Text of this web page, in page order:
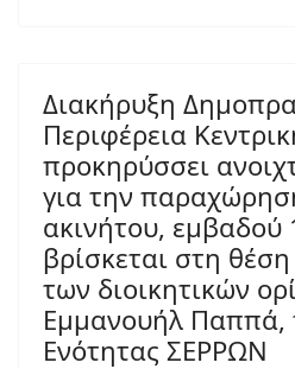
Διακήρυξη
Περιφέρεια
προκηρύσσει
για την
ακινήτου, εμβαδού
βρίσκεται στη
των διοικητικών
Εμμανουήλ Παππά,
Ενότητας ΣΕΡΡΩΝ